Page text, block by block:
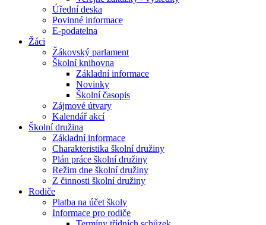
Úřední deska
Povinné informace
E-podatelna
Žáci
Žákovský parlament
Školní knihovna
Základní informace
Novinky
Školní časopis
Zájmové útvary
Kalendář akcí
Školní družina
Základní informace
Charakteristika školní družiny
Plán práce školní družiny
Režim dne školní družiny
Z činnosti školní družiny
Rodiče
Platba na účet školy
Informace pro rodiče